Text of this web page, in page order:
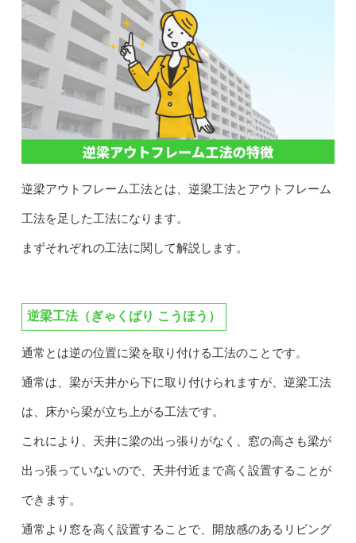
逆梁アウトフレーム工法とは、逆梁工法とアウトフレーム
工法を足した工法になります。
まずそれぞれの工法に関して解説します。
逆梁工法（ぎゃくばり こうほう）
通常とは逆の位置に梁を取り付ける工法のことです。
通常は、梁が天井から下に取り付けられますが、逆梁工法
は、床から梁が立ち上がる工法です。
これにより、天井に梁の出っ張りがなく、窓の高さも梁が
出っ張っていないので、天井付近まで高く設置することが
できます。
通常より窓を高く設置することで、開放感のあるリビング